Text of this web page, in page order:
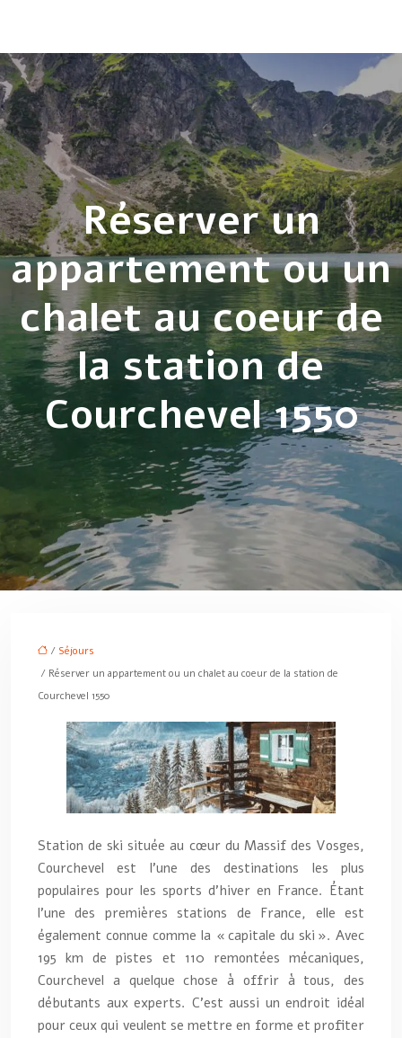
Réserver un
appartement ou un
chalet au coeur de
la station de
Courchevel 1550
/ Séjours
/ Réserver un appartement ou un chalet au coeur de la station de
Courchevel 1550
Station de ski située au cœur du Massif des Vosges,
Courchevel est l’une des destinations les plus
populaires pour les sports d’hiver en France. Étant
l’une des premières stations de France, elle est
également connue comme la « capitale du ski ». Avec
195 km de pistes et 110 remontées mécaniques,
Courchevel a quelque chose à offrir à tous, des
débutants aux experts. C’est aussi un endroit idéal
pour ceux qui veulent se mettre en forme et profiter